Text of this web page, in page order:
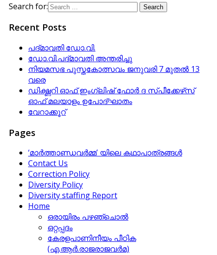
Search for:
Recent Posts
പദ്മാവതി ഡോ.വി.
ഡോ.വി.പദ്മാവതി അന്തരിച്ചു
നിയമസഭ പുസ്തകോത്സവം ജനുവരി 7 മുതല്‍ 13
വരെ
ഡിക്ഷ്ണറി ഓഫ് ഇംഗ്ലിഷ് ഫോര്‍ ദ സ്പീക്കേഴ്‌സ്
ഓഫ് മലയാളം ഉപോദ്ഘാതം
വേറാക്കൂറ്
Pages
‘മാര്‍ത്താണ്ഡവര്‍മ്മ’ യിലെ കഥാപാത്രങ്ങള്‍
Contact Us
Correction Policy
Diversity Policy
Diversity staffing Report
Home
ഒരായിരം പഴഞ്ചൊല്‍
ഒറ്റപ്പദം
കേരളപാണിനീയം പീഠിക
(എ.ആര്‍.രാജരാജവര്‍മ)